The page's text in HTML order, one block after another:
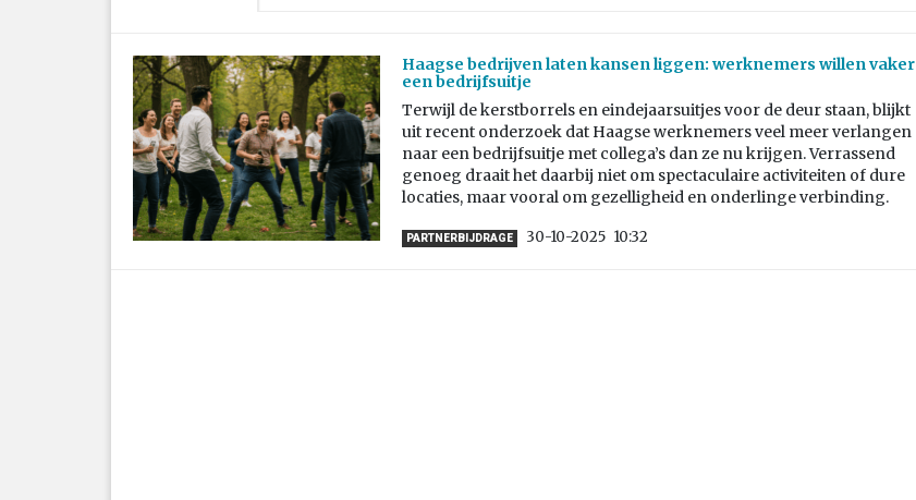
Haagse bedrijven laten kansen liggen: werknemers willen vaker
een bedrijfsuitje
Terwijl de kerstborrels en eindejaarsuitjes voor de deur staan, blijkt
uit recent onderzoek dat Haagse werknemers veel meer verlangen
naar een bedrijfsuitje met collega’s dan ze nu krijgen. Verrassend
genoeg draait het daarbij niet om spectaculaire activiteiten of dure
locaties, maar vooral om gezelligheid en onderlinge verbinding.
PARTNERBIJDRAGE 30-10-2025 10:32